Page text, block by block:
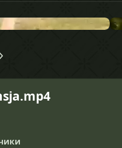
слайд карусели
слайд карусели